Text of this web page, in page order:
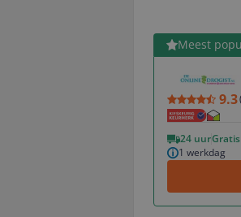
Meest
9.3(
24 uur
1 werkdag
Bekijk product